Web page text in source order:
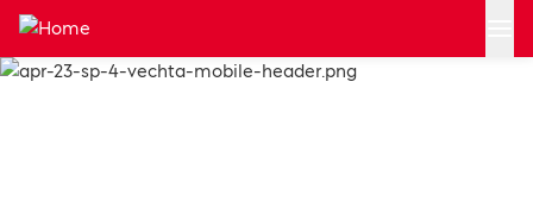
Zum Hauptinhalt springen